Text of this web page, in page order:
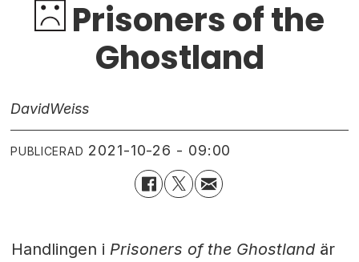
Prisoners of the
Ghostland
DavidWeiss
PUBLICERAD 2021-10-26 - 09:00
Handlingen i Prisoners of the Ghostlandär